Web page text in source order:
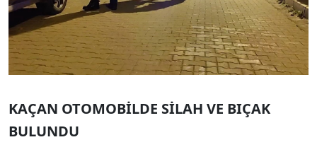
KAÇAN OTOMOBİLDE SİLAH VE BIÇAK
BULUNDU